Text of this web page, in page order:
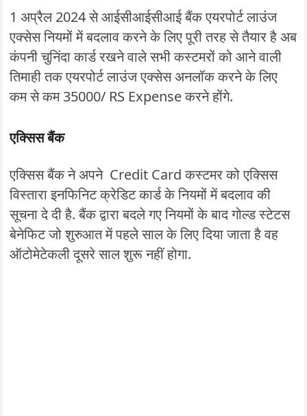
1 अप्रैल 2024 से आईसीआईसीआई बैंक एयरपोर्ट लाउंज
एक्सेस नियमों में बदलाव करने के लिए पूरी तरह से तैयार है अब
कंपनी चुनिंदा कार्ड रखने वाले सभी कस्टमरों को आने वाली
तिमाही तक एयरपोर्ट लाउंज एक्सेस अनलॉक करने के लिए
कम से कम 35000/ RS Expense करने होंगे.
एक्सिस बैंक
एक्सिस बैंक ने अपने Credit Card कस्टमर को एक्सिस
विस्तारा इनफिनिट क्रेडिट कार्ड के नियमों में बदलाव की
सूचना दे दी है. बैंक द्वारा बदले गए नियमों के बाद गोल्ड स्टेटस
बेनेफिट जो शुरुआत में पहले साल के लिए दिया जाता है वह
ऑटोमेटेकली दूसरे साल शुरू नहीं होगा.